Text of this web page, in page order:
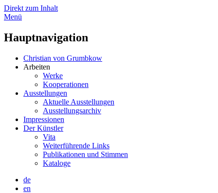
Direkt zum Inhalt
Menü
Hauptnavigation
Christian von Grumbkow
Arbeiten
Werke
Kooperationen
Ausstellungen
Aktuelle Ausstellungen
Ausstellungsarchiv
Impressionen
Der Künstler
Vita
Weiterführende Links
Publikationen und Stimmen
Kataloge
de
en